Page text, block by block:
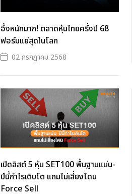
อึ้งหนักมาก! ตลาดหุ้นไทยครึ่งปี 68
ฟอร์มแย่สุดในโลก
02 กรกฎาคม 2568
เปิดลิสต์ 5 หุ้น SET100 พื้นฐานแน่น-
ปีนี้กำไรเติบโต แถมไม่เสี่ยงโดน
Force Sell